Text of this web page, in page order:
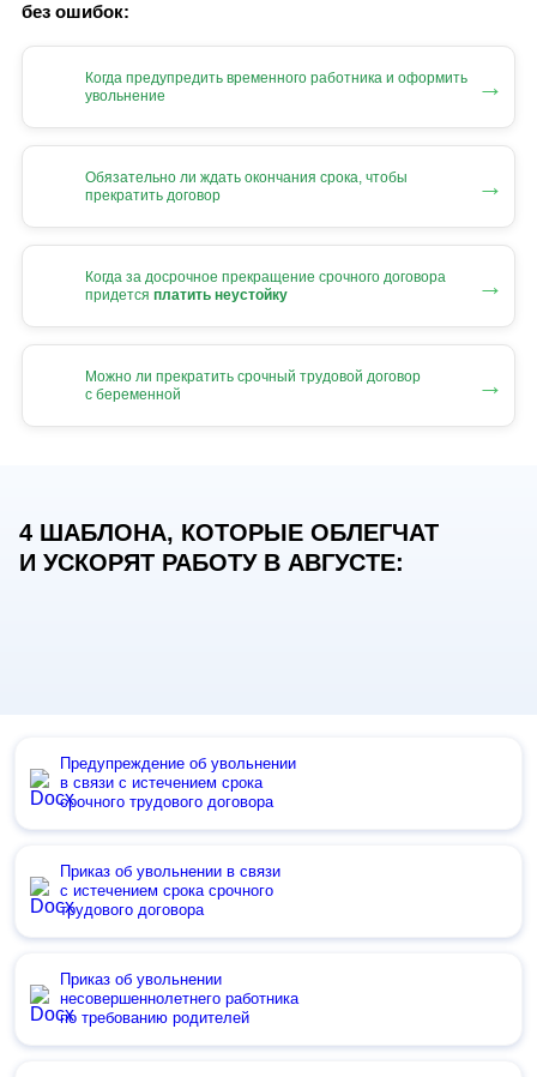
без ошибок:
Когда предупредить временного работника и оформить
увольнение
→
Обязательно ли ждать окончания срока, чтобы
прекратить договор
→
Когда за досрочное прекращение срочного договора
придется платить неустойку →
Можно ли прекратить срочный трудовой договор
с беременной
→
4 ШАБЛОНА, КОТОРЫЕ ОБЛЕГЧАТ
И УСКОРЯТ РАБОТУ В АВГУСТЕ:
Предупреждение об увольнении
в связи с истечением срока
срочного трудового договора
Приказ об увольнении в связи
с истечением срока срочного
трудового договора
Приказ об увольнении
несовершеннолетнего работника
по требованию родителей